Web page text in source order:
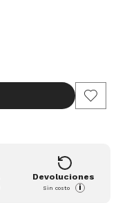
Devoluciones
Sin costo i